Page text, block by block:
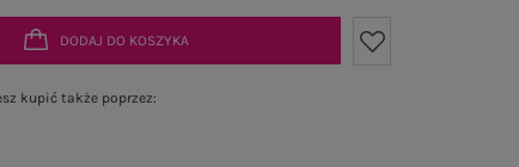
DODAJ DO KOSZYKA
kupić także poprzez: